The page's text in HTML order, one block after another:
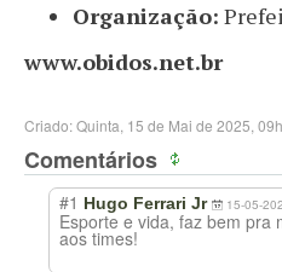
Organização:
www.obidos.net.br
Criado: Quinta, 15 de Mai de 2025,
Comentários
#1 Hugo Ferrari Jr 15-05-
Esporte e vida, faz bem pra
aos times!